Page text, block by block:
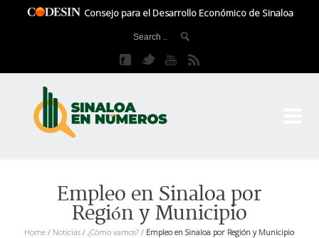
Consejo para el Desarrollo Económico de Sinaloa
Empleo en Sinaloa por
Región y Municipio
Home / Noticias /¿Cómo vamos? / Empleo en Sinaloa por Región y Municipio